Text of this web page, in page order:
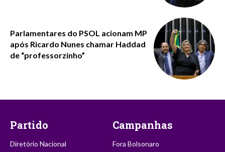
Parlamentares do PSOL acionam MP
após Ricardo Nunes chamar Haddad
de “professorzinho”
Partido
Diretório Nacional
Campanhas
Fora Bolsonaro